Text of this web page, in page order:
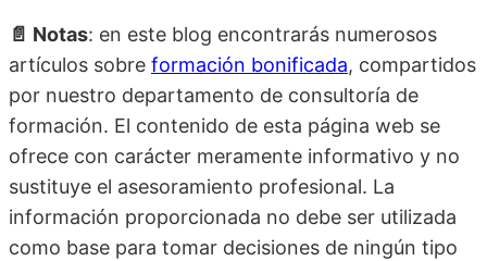
📄 Notas: en este blog encontrarás numerosos
artículos sobre formación bonificada, compartidos
por nuestro departamento de consultoría de
formación. El contenido de esta página web se
ofrece con carácter meramente informativo y no
sustituye el asesoramiento profesional. La
información proporcionada no debe ser utilizada
como base para tomar decisiones de ningún tipo